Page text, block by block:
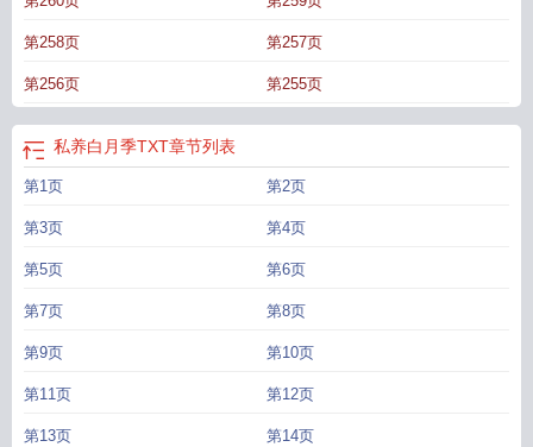
第258页 第257页
第256页 第255页
私养白月季TXT章节列表
第1页 第2页
第3页 第4页
第5页 第6页
第7页 第8页
第9页 第10页
第11页 第12页
第13页 第14页